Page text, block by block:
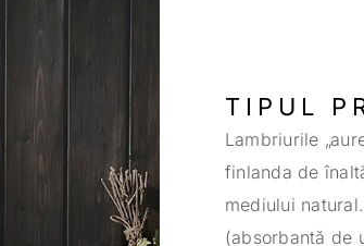
TIPUL
Lambriurile
finlanda de
mediului
(absorbantă de